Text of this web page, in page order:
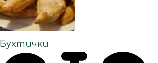
Бухтички